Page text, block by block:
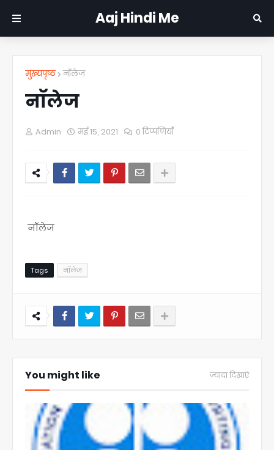
Aaj Hindi Me
मुख्यपृष्ठ नॉलेज
नॉलेज
Admin मई 15, 2021 0 टिप्पणियाँ
नॉलेज
Tags नॉलेज
You might like ज़्यादा दिखाएं